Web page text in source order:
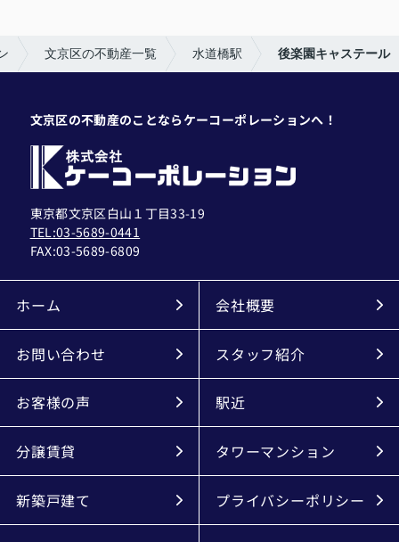
文京区の不動産一覧 水道橋駅 後楽園キャステール
文京区の不動産のことならケーコーポレーションへ！
東京都文京区白山１丁目33-19
TEL:03-5689-0441
FAX:03-5689-6809
ホーム 会社概要
お問い合わせ スタッフ紹介
お客様の声 駅近
分譲賃貸 タワーマンション
新築戸建て プライバシーポリシー